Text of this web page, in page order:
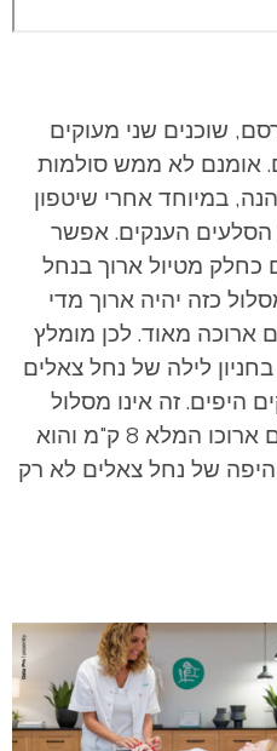
שוכנים שני מעוקים
אומנם לא ממש סולמות
במיוחד אחרי שיטפון
הסלעים הענקים. אפשר
כחלק מטיול ארוך בנחל
כזה יהיה ארוך מדי
ארוכה מאוד. לכן מומלץ
לילה של נחל צאלים
היפים. זה אינו מסלול
קצר כמו המסלולים האחרים ארוכו המלא 8 ק"מ והוא
היפה של נחל צאלים לא רק